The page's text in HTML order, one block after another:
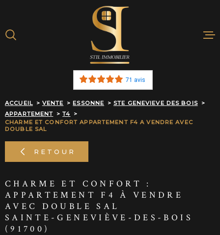
recherche
principal
CONTACT
71 avis
ACCUEIL VENTE ESSONNE
STE GENEVIEVE DES BOIS
APPARTEMENT
T4
CHARME ET CONFORT APPARTEMENT F4 A VENDRE AVEC
DOUBLE SAL
RETOUR
CHARME ET CONFORT :
APPARTEMENT F4 À VENDRE
AVEC DOUBLE SAL
SAINTE-GENEVIÈVE-DES-BOIS
(91700)